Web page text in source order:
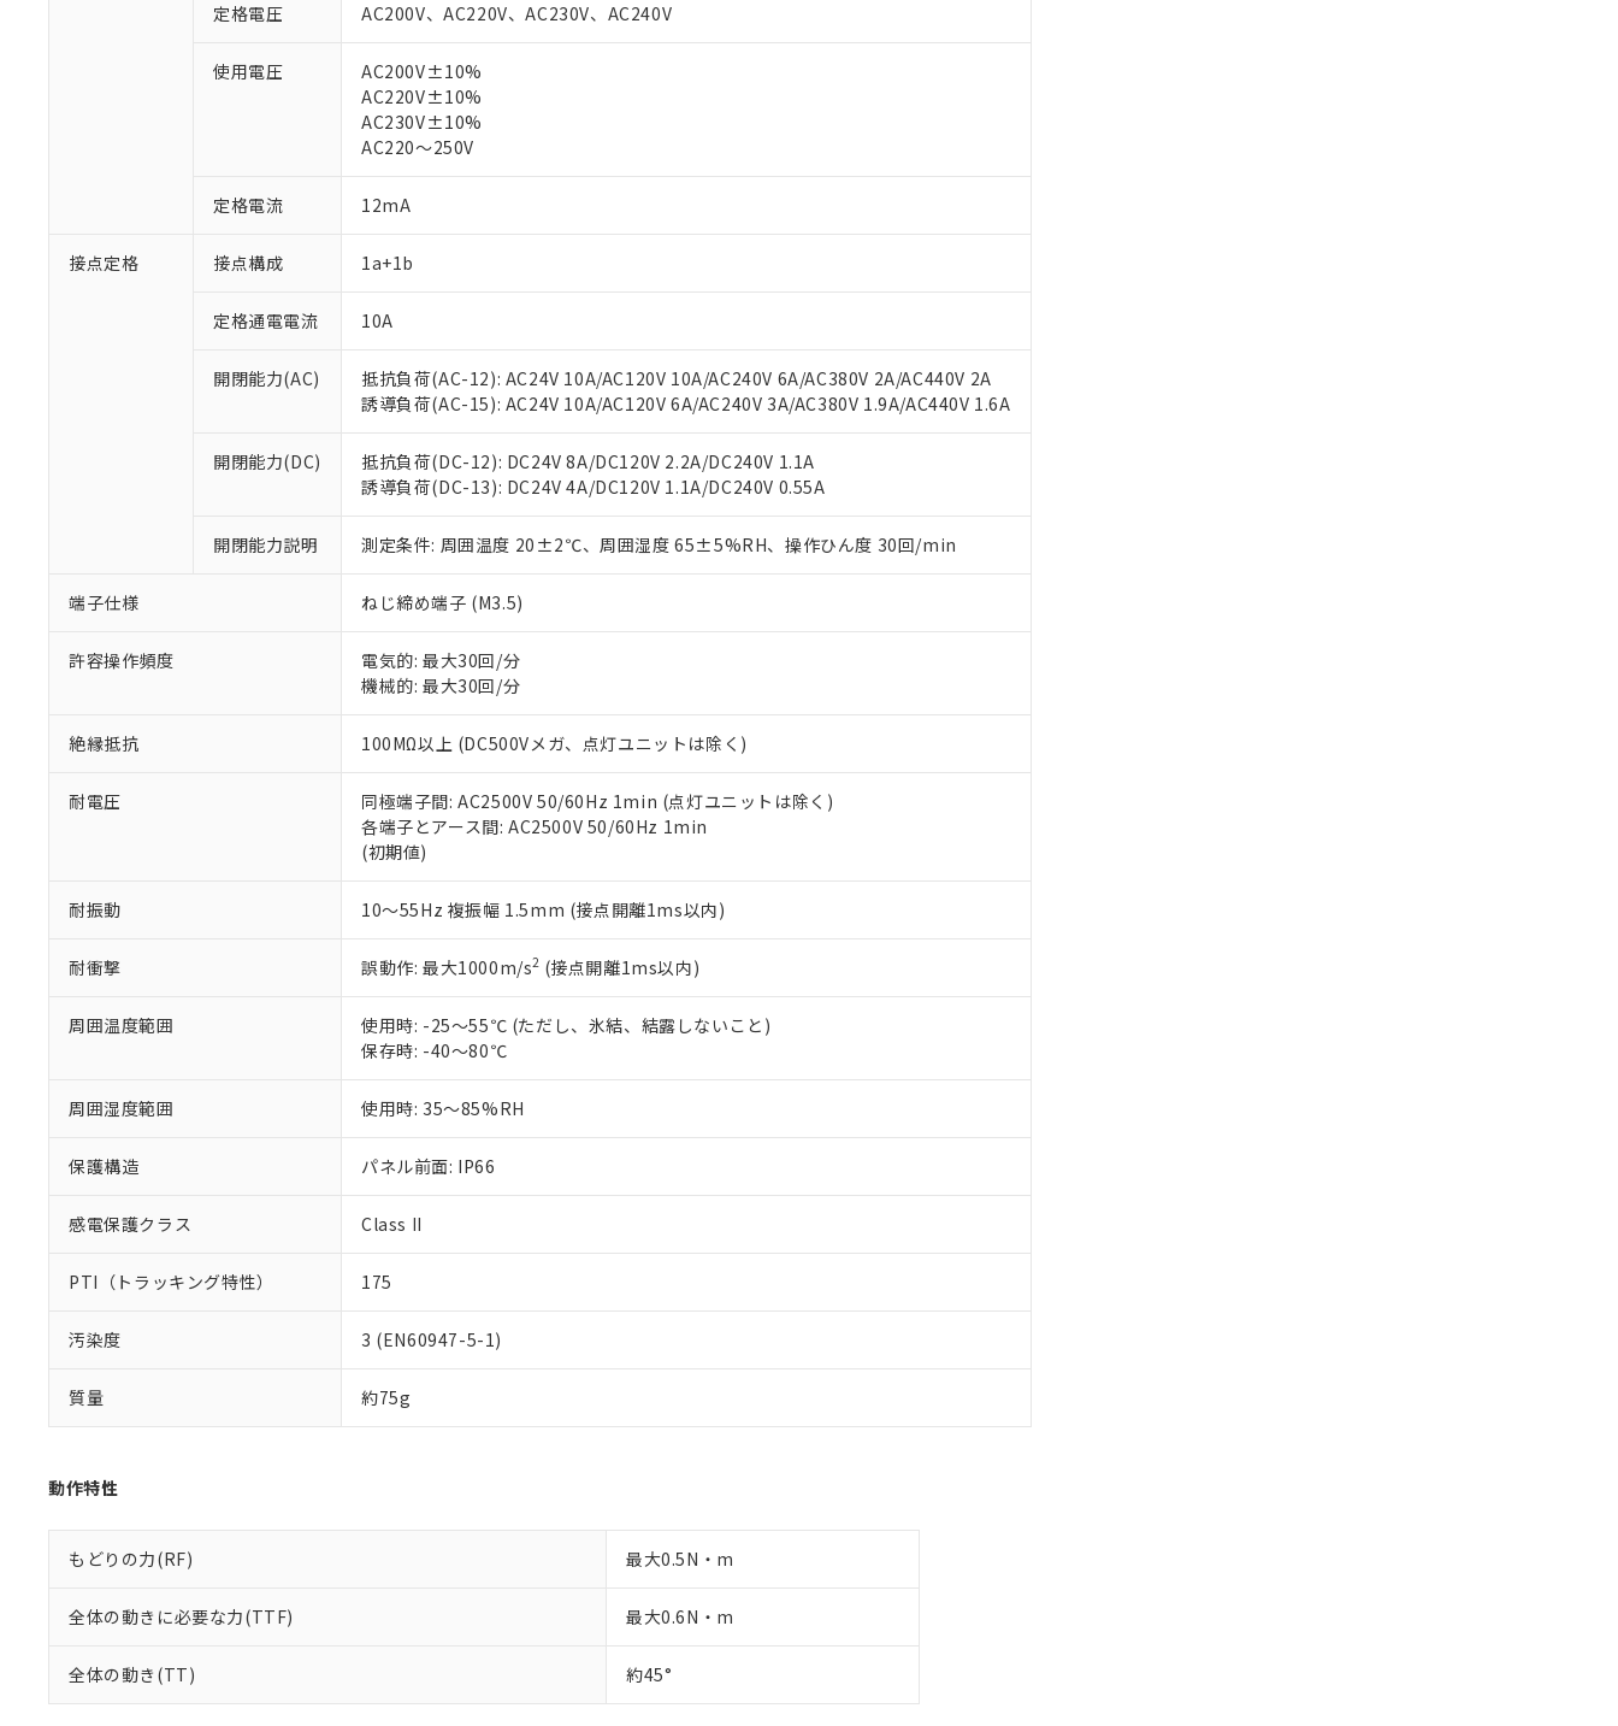
定格電圧 AC200V、AC220V、AC230V、AC240V
使用電圧
AC200V±10%
AC220V±10%
AC230V±10%
AC220～250V
定格電流 12mA
接点定格 接点構成 1a+1b
定格通電電流 10A
開閉能力(AC)
抵抗負荷(AC-12): AC24V 10A/AC120V 10A/AC240V 6A/AC380V 2A/AC440V 2A
誘導負荷(AC-15): AC24V 10A/AC120V 6A/AC240V 3A/AC380V 1.9A/AC440V 1.6A
開閉能力(DC)
抵抗負荷(DC-12): DC24V 8A/DC120V 2.2A/DC240V 1.1A
誘導負荷(DC-13): DC24V 4A/DC120V 1.1A/DC240V 0.55A
開閉能力説明 測定条件: 周囲温度 20±2℃、周囲湿度 65±5%RH、操作ひん度 30回/min
端子仕様 ねじ締め端子 (M3.5)
許容操作頻度
電気的: 最大30回/分
機械的: 最大30回/分
絶縁抵抗 100MΩ以上 (DC500Vメガ、点灯ユニットは除く)
耐電圧
同極端子間: AC2500V 50/60Hz 1min (点灯ユニットは除く)
各端子とアース間: AC2500V 50/60Hz 1min
(初期値)
耐振動 10～55Hz 複振幅 1.5mm (接点開離1ms以内)
耐衝撃 誤動作: 最大1000m/s2 (接点開離1ms以内)
周囲温度範囲
使用時: -25～55℃ (ただし、氷結、結露しないこと)
保存時: -40～80℃
周囲湿度範囲 使用時: 35～85%RH
保護構造 パネル前面: IP66
感電保護クラス Class II
PTI（トラッキング特性） 175
汚染度 3 (EN60947-5-1)
質量 約75g
動作特性
もどりの力(RF) 最大0.5N・m
全体の動きに必要な力(TTF) 最大0.6N・m
全体の動き(TT) 約45°
ご利用条件
以下の条件をお読みいただき、同意のうえご利用ください。
本サービスは、当社制御機器事業取扱商品の当社在庫状況および標準価格(税抜)を提供させていただ
くものです。
当社制御機器事業取扱商品の中には、本サービスの対象外となる商品もあることをご了承ください。
在庫状況および標準価格照会結果は、記載している更新日時点での社内データに基づき作成されるも
のであり、閲覧された時点での実際の在庫および標準価格とは異なる場合があることをご了承くださ
い。
当社販売員にご相談ください。
オムロン制御機器販売店や当社販売拠点は「 販売ネットワーク
」をご確認ください。
す。
マイパーツ機能（部品リスト作成サービス）をご利用いただくには、I-Webメンバーズにご登録され
ている必要があります。
お客様が当ウェブサイト上で当社にご登録された部品リストについて、当社および当社の共同利用者
が、当社の製品・サービスに関するお客様との取引・商談に必要な範囲で利用することをご了承くだ
さい。
※当社の共同利用者とは、
"個人情報の共同利用に関して"
※1 対応状況
対応済み：EU RoHS指令（10物質）の非含有に対応した製品が提供可能な商品です。
対応予定：EU RoHS指令（10物質）の非含有に対応した製品に切り替える予定のある商品です。
対応予定なし：EU RoHS指令（10物質）の非含有に非対応の商品で、対応品を出す予定はありません。
調査・確認中：EU RoHS指令（10物質）の非含有の対応状況を調査中または確認中の商品です。
非該当品：ライセンス料など無形物で、有害物質有無と関係のない商品です。
*EU RoHS指令（10物質）：
鉛(Pb) 1000ppm以下、 水銀(Hg) 1000ppm以下、 カドミウム(Cd) 100ppm以下、
六価クロム(Cr(Ⅵ)) 1000ppm以下、ポリ臭化ビフェニル類(PBB) 1000ppm以下、ポリ臭化ジフェニルエーテル類(PBDE) 1000ppm以下、
フタル酸ビス(2-エチルヘキシル) (DEHP)(別名：DOP) 1000ppm以下、フタル酸ブチルベンジル（BBP） 1000ppm以下、フタル酸ジブチ
ル（DBP） 1000ppm以下、フタル酸ジイソブチル (DIBP) 1000ppm以下
フタル酸エステル類の４物質については閾値を超える意図的な使用がないことを確認しています。
※2 対応予定月
※3 非含有証明書ダウンロード
下記の非含有証明書をダウンロードすることができます。
EU RoHS指令（10物質）の非含有証明書
51物質の非含有証明書（当社基準）
※本証明書は発行日時点で非含有を証明するもので、過去に遡って非含有を証明するものではありません。
また、RoHS指令のフタル酸エステル類４物質の対応では、対応完了までの期間は出荷製品に未対応品が
既に当社にて対応品への在庫切替を完了していることから、特段のことがない限り、2022年1月12日よ
り割愛しております。
※1 中国RoHS○×表
「○」：最大均質材料含有率が中国RoHSの基準値以下であることを示します。
「×」：最大均質材料含有率が中国RoHSの基準値を超えていることを示します。
「－」：未確認です。当社販売部門へお問い合わせください。
Cr(Ⅵ)(六価クロム) : 1000ppm、 PBBs(ポリ臭化ビフェニル類) : 1000ppm、 PBDEs(ポリ臭化ジフェニルエーテル類) : 1000ppm、
DBP(フタル酸ジブチル) : 1000ppm、 DIBP(フタル酸ジイソブチル) : 1000ppm、 BBP(フタル酸ブチルベンジル) : 1000ppm、
DEHP(フタル酸ビス(2-エチルヘキシル)) : 1000ppm
※2 環境保護使用期限
「ｅ」：有害物質（10物質）のすべてが基準値以下であることを示します。
味します。
「－」：未確認です。当社販売部門へお問い合わせください。
う）を輸出または国外への提供する場合は、日本国政府の輸出許可(または役務取引許可)を取得する
などの必要な手続きをとります。
当社は規制貨物を破棄する場合は、完全に破砕するなど、違法に輸出されないよう必要な手段を講じ
ます。
当社は貴社製品を、核兵器、ミサイル、化学兵器、生物兵器またはその他武器並びにこれらの製造装
置等に一切使用いたしません。
当社は、貴社製品を第三者に販売する場合は、上記1、2および3の内容を当該第三者に通知します。
また当社は、販売先および販売に係わる関係者が違法に輸出するおそれがある場合は、取り引きをい
合意する キャンセル
記
号
説明
○ 一定数以上の在庫あり
△ 一定数には満たないが在庫あり
－
在庫なし(最新の在庫状況については、お客様のお取引先、またはお客様担当のオムロン制御
機器販売店・当社販売員にご確認ください)
空
白
受注生産機種、また在庫状況の情報を公開していない機種